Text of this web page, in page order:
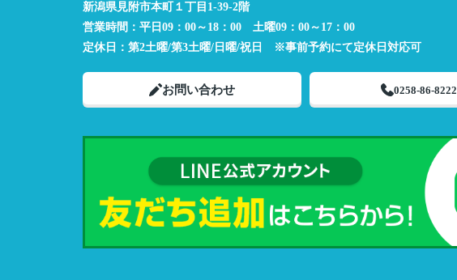
新潟県見附市本町１丁目1-39-2階
営業時間： 平日09：00～18：00 土曜09：00～17：00
定休日： 第2土曜/第3土曜/日曜/祝日 ※事前予約にて定休日対応可
お問い合わせ 0258-86-8222